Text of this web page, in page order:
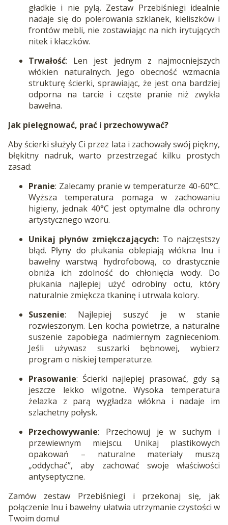
gładkie i nie pylą. Zestaw Przebiśniegi idealnie
nadaje się do polerowania szklanek, kieliszków i
frontów mebli, nie zostawiając na nich irytujących
nitek i kłaczków.
Trwałość: Len jest jednym z najmocniejszych
włókien naturalnych. Jego obecność wzmacnia
strukturę ścierki, sprawiając, że jest ona bardziej
odporna na tarcie i częste pranie niż zwykła
bawełna.
Jak pielęgnować, prać i przechowywać?
Aby ścierki służyły Ci przez lata i zachowały swój piękny,
błękitny nadruk, warto przestrzegać kilku prostych
zasad:
Pranie: Zalecamy pranie w temperaturze 40-60°C.
Wyższa temperatura pomaga w zachowaniu
higieny, jednak 40°C jest optymalne dla ochrony
artystycznego wzoru.
Unikaj płynów zmiękczających: To najczęstszy
błąd. Płyny do płukania oblepiają włókna lnu i
bawełny warstwą hydrofobową, co drastycznie
obniża ich zdolność do chłonięcia wody. Do
płukania najlepiej użyć odrobiny octu, który
naturalnie zmiękcza tkaninę i utrwala kolory.
Suszenie: Najlepiej suszyć je w stanie
rozwieszonym. Len kocha powietrze, a naturalne
suszenie zapobiega nadmiernym zagnieceniom.
Jeśli używasz suszarki bębnowej, wybierz
program o niskiej temperaturze.
Prasowanie: Ścierki najlepiej prasować, gdy są
jeszcze lekko wilgotne. Wysoka temperatura
żelazka z parą wygładza włókna i nadaje im
szlachetny połysk.
Przechowywanie: Przechowuj je w suchym i
przewiewnym miejscu. Unikaj plastikowych
opakowań – naturalne materiały muszą
„oddychać”, aby zachować swoje właściwości
antyseptyczne.
Zamów zestaw Przebiśniegi i przekonaj się, jak
połączenie lnu i bawełny ułatwia utrzymanie czystości w
Twoim domu!